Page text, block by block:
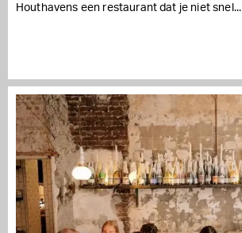
Houthavens een restaurant dat je niet snel...